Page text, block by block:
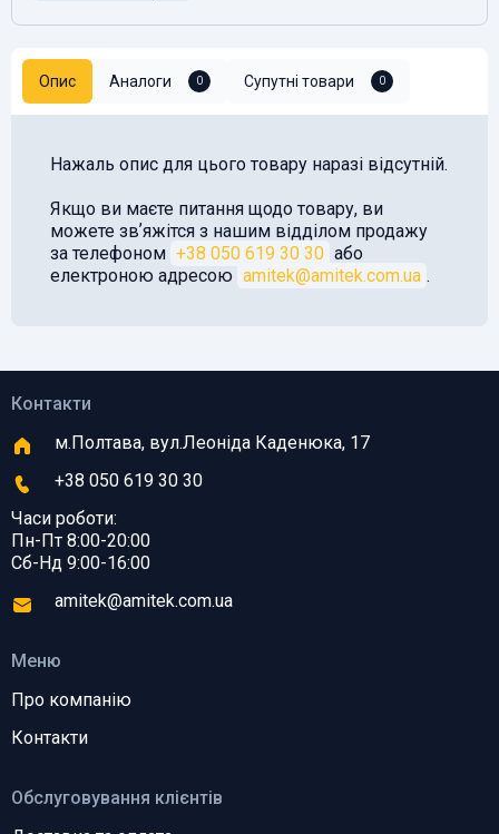
Опис Аналоги 0 Супутні товари 0
Нажаль опис для цього товару наразі відсутній.
Якщо ви маєте питання щодо товару, ви
можете звʼяжітся з нашим відділом продажу
за телефоном +38 050 619 30 30 або
електроною адресою amitek@amitek.com.ua .
Обслуговування клієнтів
Меню
Про компанію
Контакти
Контакти
м.Полтава, вул.Леоніда Каденюка, 17
+38 050 619 30 30
Часи роботи:
Пн-Пт 8:00-20:00
Сб-Нд 9:00-16:00
amitek@amitek.com.ua